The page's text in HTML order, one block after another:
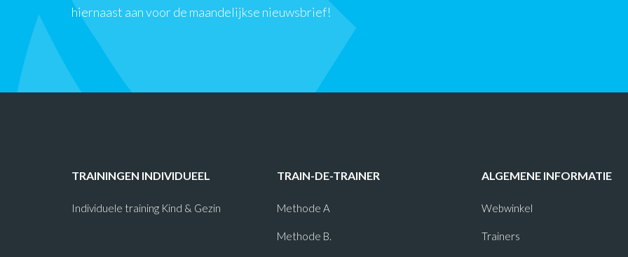
hiernaast aan voor de maandelijkse nieuwsbrief!
TRAININGEN INDIVIDUEEL
Individuele training Kind & Gezin
TRAIN-DE-TRAINER
Methode A
Methode B.
ALGEMENE INFORMATIE
Webwinkel
Trainers